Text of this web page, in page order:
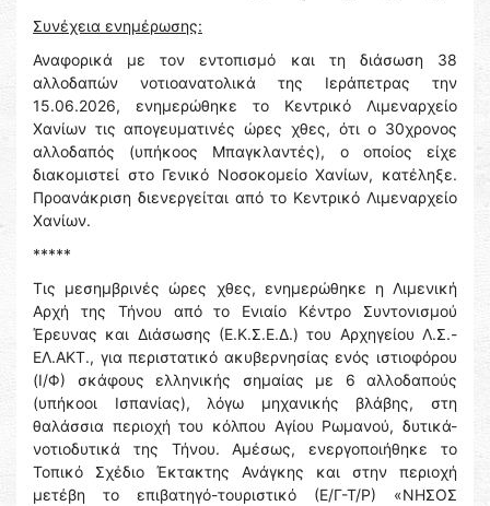
Συνέχεια ενημέρωσης:
Αναφορικά με τον εντοπισμό και τη διάσωση 38
αλλοδαπών νοτιοανατολικά της Ιεράπετρας την
15.06.2026, ενημερώθηκε το Κεντρικό Λιμεναρχείο
Χανίων τις απογευματινές ώρες χθες, ότι ο 30χρονος
αλλοδαπός (υπήκοος Μπαγκλαντές), ο οποίος είχε
διακομιστεί στο Γενικό Νοσοκομείο Χανίων, κατέληξε.
Προανάκριση διενεργείται από το Κεντρικό Λιμεναρχείο
Χανίων.
*****
Τις μεσημβρινές ώρες χθες, ενημερώθηκε η Λιμενική
Αρχή της Τήνου από το Ενιαίο Κέντρο Συντονισμού
Έρευνας και Διάσωσης (Ε.Κ.Σ.Ε.Δ.) του Αρχηγείου Λ.Σ.-
ΕΛ.ΑΚΤ., για περιστατικό ακυβερνησίας ενός ιστιοφόρου
(Ι/Φ) σκάφους ελληνικής σημαίας με 6 αλλοδαπούς
(υπήκοοι Ισπανίας), λόγω μηχανικής βλάβης, στη
θαλάσσια περιοχή του κόλπου Αγίου Ρωμανού, δυτικά-
νοτιοδυτικά της Τήνου. Αμέσως, ενεργοποιήθηκε το
Τοπικό Σχέδιο Έκτακτης Ανάγκης και στην περιοχή
μετέβη το επιβατηγό-τουριστικό (Ε/Γ-Τ/Ρ) «ΝΗΣΟΣ